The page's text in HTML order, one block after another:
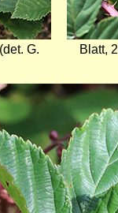
G.
Blatt,